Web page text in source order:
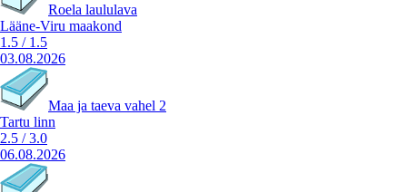
Roela laululava
Lääne-Viru maakond
1.5 / 1.5
03.08.2026
Maa ja taeva vahel 2
Tartu linn
2.5 /3.0
06.08.2026